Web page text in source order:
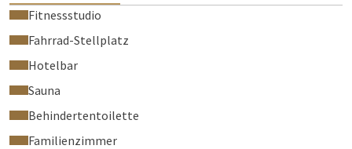
Fitnessstudio
Fahrrad-Stellplatz
Hotelbar
Sauna
Behindertentoilette
Familienzimmer